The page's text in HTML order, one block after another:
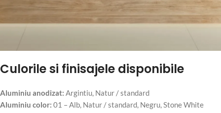
Culorile si finisajele disponibile
Aluminiu anodizat: Argintiu, Natur / standard
Aluminiu color: 01 – Alb, Natur / standard, Negru, Stone White